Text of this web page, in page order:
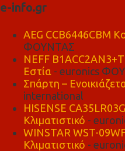
e-info.gr
AEG CCB6446CBM
ΦΟΥΝΤΑΣ
NEFF
Εστία - euronics
Σπάρτη –
international
HISENSE
Κλιματιστικό -
WINSTAR WST-
Κλιματιστικό -